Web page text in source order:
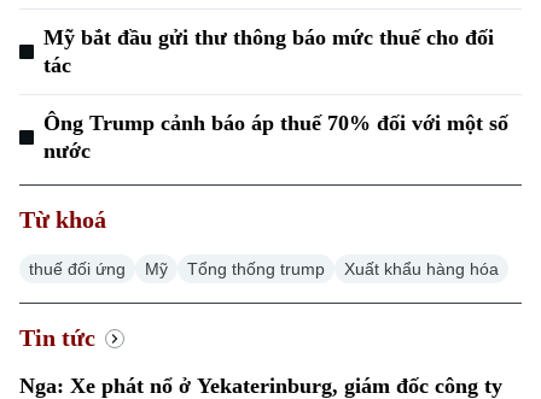
Mỹ bắt đầu gửi thư thông báo mức thuế cho đối
tác
Ông Trump cảnh báo áp thuế 70% đối với một số
nước
Từ khoá
thuế đối ứng Mỹ Tổng thống trump Xuất khẩu hàng hóa
Tin tức
Nga: Xe phát nổ ở Yekaterinburg, giám đốc công ty